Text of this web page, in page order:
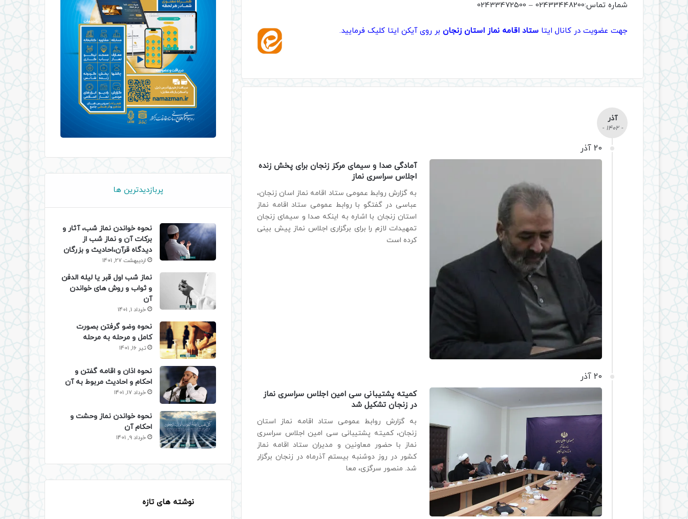
شماره تماس:02433448200 – 02433472500
جهت عضویت در کانال ایتا ستاد اقامه نماز استان زنجان بر روی آیکن ایتا کلیک فرمایید.
آذر
- 1402 -
20 آذر
آمادگی صدا و سیمای مرکز زنجان برای پخش زنده
اجلاس سراسری نماز
به گزارش روابط عمومی ستاد اقامه نماز اسان زنجان،
عباسی در گفتگو با روابط عمومی ستاد اقامه نماز
استان زنجان با اشاره به اینکه صدا و سیمای زنجان
تمهیدات لازم را برای برگزاری اجلاس نماز پیش بینی
کرده است
20 آذر
کمیته پشتیبانی سی امین اجلاس سراسری نماز
در زنجان تشکیل شد
به گزارش روابط عمومی ستاد اقامه نماز استان
زنجان، کمیته پشتیبانی سی امین اجلاس سراسری
نماز با حضور معاونین و مدیران ستاد اقامه نماز
کشور در روز دوشنبه بیستم آذرماه در زنجان برگزار
شد. منصور سرگزی، معا
پربازدیدترین ها
نحوه خواندن نماز شب، آثار و
برکات آن و نماز شب از
دیدگاه قرآن،احادیث و بزرگان
اردیبهشت 27, 1401
نماز شب اول قبر یا لیله الدفن
و ثواب و روش های خواندن
آن
خرداد 1, 1401
نحوه وضو گرفتن بصورت
کامل و مرحله به مرحله
تیر 16, 1401
نحوه اذان و اقامه گفتن و
احکام و احادیث مربوط به آن
خرداد 17, 1401
نحوه خواندن نماز وحشت و
احکام آن
خرداد 9, 1401
نوشته های تازه